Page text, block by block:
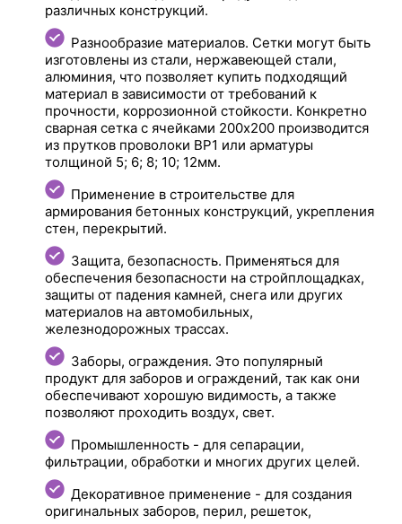
различных конструкций.
Разнообразие материалов. Сетки могут быть
изготовлены из стали, нержавеющей стали,
алюминия, что позволяет купить подходящий
материал в зависимости от требований к
прочности, коррозионной стойкости. Конкретно
сварная сетка с ячейками 200х200 производится
из прутков проволоки ВР1 или арматуры
толщиной 5; 6; 8; 10; 12мм.
Применение в строительстве для
армирования бетонных конструкций, укрепления
стен, перекрытий.
Защита, безопасность. Применяться для
обеспечения безопасности на стройплощадках,
защиты от падения камней, снега или других
материалов на автомобильных,
железнодорожных трассах.
Заборы, ограждения. Это популярный
продукт для заборов и ограждений, так как они
обеспечивают хорошую видимость, а также
позволяют проходить воздух, свет.
Промышленность - для сепарации,
фильтрации, обработки и многих других целей.
Декоративное применение - для создания
оригинальных заборов, перил, решеток,